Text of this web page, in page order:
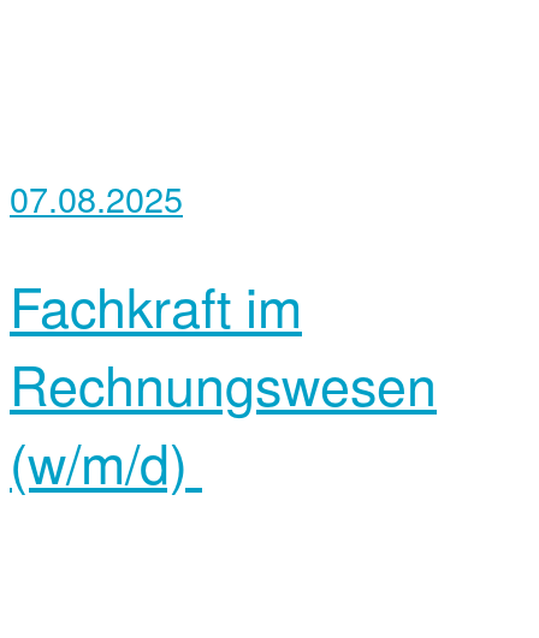
07.08.2025
Fachkraft im
Rechnungswesen
(w/m/d)